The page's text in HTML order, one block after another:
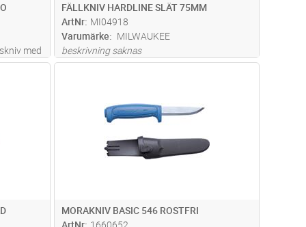
med
för en
FÄLLKNIV HARDLINE SLÄT 75MM
ArtNr MI04918
Varumärke
MILWAUKEE
beskrivning saknas
MORAKNIV BASIC 546 ROSTFRI